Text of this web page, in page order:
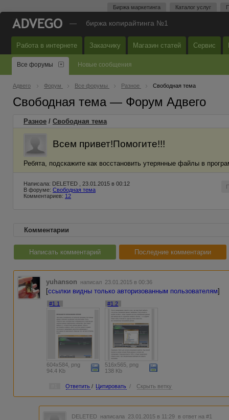
Биржа маркетинга Каталог услуг
— биржа копирайтинга №1
Работа в интернете Заказчику Магазин статей Сервис
Все форумы Новые сообщения
Адвего Форум Все форумы Разное Свободная тема
Свободная тема — Форум Адвего
Разное / Свободная тема
Всем привет!Помогите!!!
Ребята, подскажите как восстановить утерянные файлы в
Написала: DELETED , 23.01.2015 в 00:12
В форуме: Свободная тема
Комментариев: 12
Комментарии
Написать комментарий Последние комментарии
yuhanson написал 23.01.2015 в 00:36
[ссылки видны только авторизованным пользователям]
#1.1
604x584, png
94.4 Kb
#1.2
516x565, png
138 Kb
Ответить / Цитировать / Скрыть ветку
DELETED написала 23.01.2015 в 11:29 в ответ на #1